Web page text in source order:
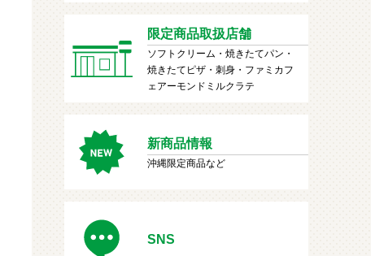
限定商品取扱店舗
ソフトクリーム・焼きたてパン・
焼きたてピザ・刺身・ファミカフ
ェアーモンドミルクラテ
新商品情報
沖縄限定商品など
SNS